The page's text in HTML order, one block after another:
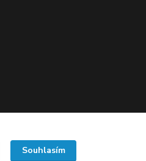
Souhlasím